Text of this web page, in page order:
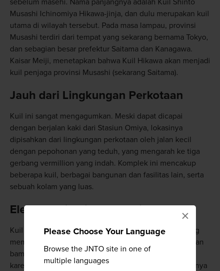
Please Choose Your Language
Browse the JNTO site in one of
multiple languages
×
Musashi Ichinomiya Hikawa-jinja, dan dulu merupakan kuil
utama di wilayah tersebut. Pada masa lampau, provinsi
Musashi terdiri dari tempat yang sekarang bernama Tokyo,
dan sebagian besar prefektur Saitama dan Kanagawa.
Kaisar Meiji, menetapkan bahwa Kuil Hikawa akan menjadi
kuil penjaga provinsi Musashi (sekarang Saitama).
Jauh dari Lingkungan Perkotaan
Kuil ini sangat mengagumkan. Meski dapat dicapai
dengan berjalan kaki dari Stasiun Omiya, lokasinya
dipisahkan dari lingkungan perkotaan oleh jalan kecil
dengan pepohonan yang teduh, yang mengarah ke tiga
gerbang vermillion yang indah. Komplek ini mencakup
beberapa kuil, berbagai bangunan dan fasilitas lain, serta
sebuah kolam yang luas.
Elemen Lain di Taman Ini
Kuil ini berada di sebelah sebuah taman yang luas yang
memiliki sebuah museum, kebun binatang, kebun, hutan
bambu, dan banyak pohon sakura. Wilayah ini terkenal
karena pepohonan elm Jepang kunonya. Kuil ini biasanya